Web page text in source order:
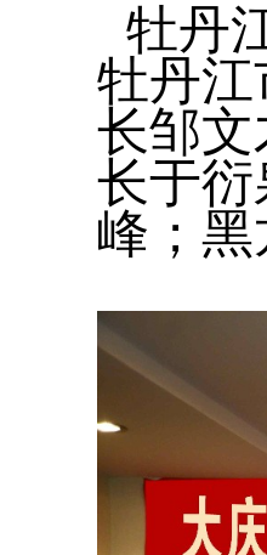
牡丹
牡丹
长邹
长于
峰；